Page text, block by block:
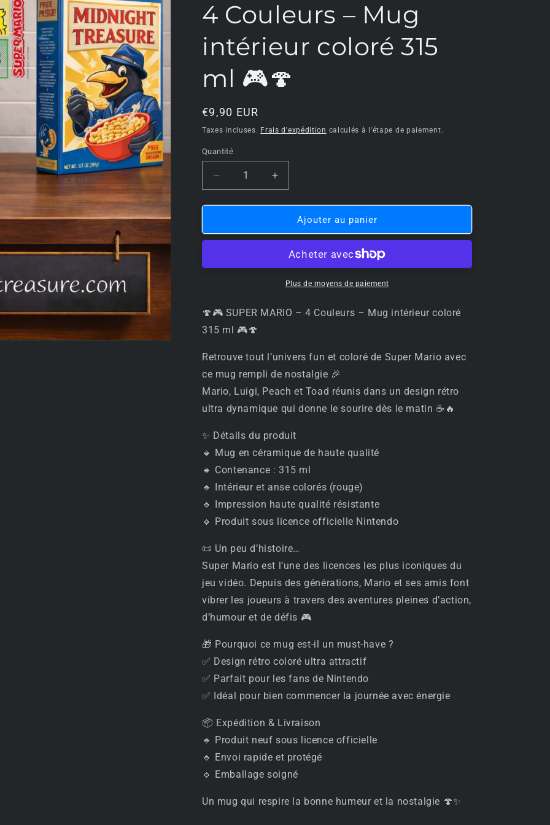
o
4 Couleurs – Mug
intérieur coloré 315
ml 🎮🍄
Prix
habituel
€9,90 EUR
Taxes incluses. Frais d'expédition calculés à l'étape de paiement.
Quantité
Réduire
la
quantité
🍄
Couleurs
–
intérieur
315
ml
🎮
Augmenter
la
quantité
🍄
Couleurs
intérieur
315
ml
🎮
Ajouter au panier
Plus de moyens de paiement
🍄🎮 SUPER MARIO – 4 Couleurs – Mug intérieur coloré
315 ml 🎮🍄
Retrouve tout l’univers fun et coloré de Super Mario avec
ce mug rempli de nostalgie 🎉
Mario, Luigi, Peach et Toad réunis dans un design rétro
ultra dynamique qui donne le sourire dès le matin ☕🔥
✨ Détails du produit
🔸 Mug en céramique de haute qualité
🔸 Contenance : 315 ml
🔸 Intérieur et anse colorés (rouge)
🔸 Impression haute qualité résistante
🔸 Produit sous licence officielle Nintendo
📜 Un peu d’histoire…
Super Mario est l’une des licences les plus iconiques du
jeu vidéo. Depuis des générations, Mario et ses amis font
vibrer les joueurs à travers des aventures pleines d’action,
d’humour et de défis 🎮
🎁 Pourquoi ce mug est-il un must-have ?
✅ Design rétro coloré ultra attractif
✅ Parfait pour les fans de Nintendo
✅ Idéal pour bien commencer la journée avec énergie
📦 Expédition & Livraison
🔹 Produit neuf sous licence officielle
🔹 Envoi rapide et protégé
🔹 Emballage soigné
Un mug qui respire la bonne humeur et la nostalgie 🍄✨